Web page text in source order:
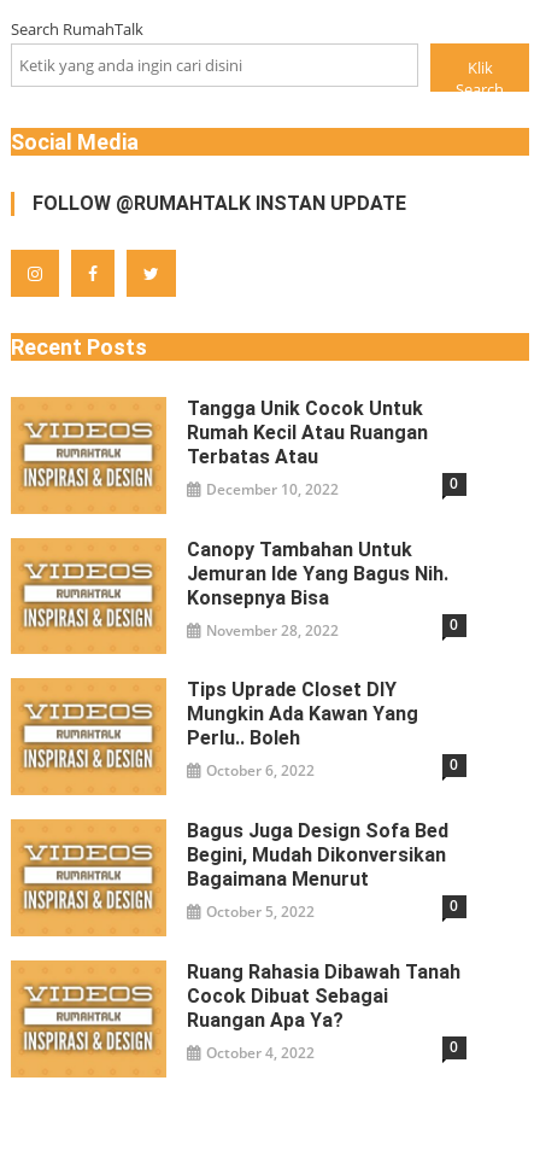
Search RumahTalk
Klik
Search
Social Media
FOLLOW @RUMAHTALK INSTAN UPDATE
Recent Posts
Tangga Unik Cocok Untuk
Rumah Kecil Atau Ruangan
Terbatas Atau
December 10, 2022 0
Canopy Tambahan Untuk
Jemuran Ide Yang Bagus Nih.
Konsepnya Bisa
November 28, 2022 0
Tips Uprade Closet DIY
Mungkin Ada Kawan Yang
Perlu.. Boleh
October 6, 2022 0
Bagus Juga Design Sofa Bed
Begini, Mudah Dikonversikan
Bagaimana Menurut
October 5, 2022 0
Ruang Rahasia Dibawah Tanah
Cocok Dibuat Sebagai
Ruangan Apa Ya?
October 4, 2022 0